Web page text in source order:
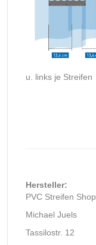
u. links je Streifen
Hersteller:
PVC Streifen Shop
Michael Juels
Tassilostr. 12